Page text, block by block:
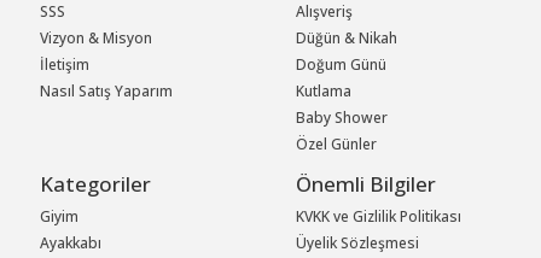
SSS
Vizyon & Misyon
İletişim
Nasıl Satış Yaparım
Alışveriş
Düğün & Nikah
Doğum Günü
Kutlama
Baby Shower
Özel Günler
Kategoriler
Giyim
Ayakkabı
Önemli Bilgiler
KVKK ve Gizlilik Politikası
Üyelik Sözleşmesi